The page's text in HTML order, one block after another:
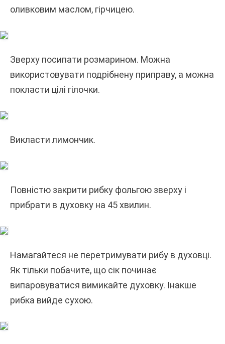
оливковим маслом, гірчицею.
Зверху посипати розмарином. Можна
використовувати подрібнену приправу, а можна
покласти цілі гілочки.
Викласти лимончик.
Повністю закрити рибку фольгою зверху і
прибрати в духовку на 45 хвилин.
Намагайтеся не перетримувати рибу в духовці.
Як тільки побачите, що сік починає
випаровуватися вимикайте духовку. Інакше
рибка вийде сухою.